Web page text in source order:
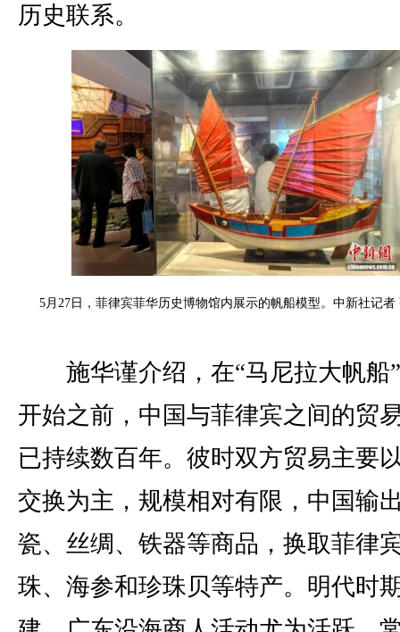
历史联系。
5月27日，菲律宾菲华历史博物馆内展示的帆船模型。中新社记者
施华谨介绍，在“马尼拉大帆船
开始之前，中国与菲律宾之间的贸
已持续数百年。彼时双方贸易主要
交换为主，规模相对有限，中国输
瓷、丝绸、铁器等商品，换取菲律
珠、海参和珍珠贝等特产。明代时